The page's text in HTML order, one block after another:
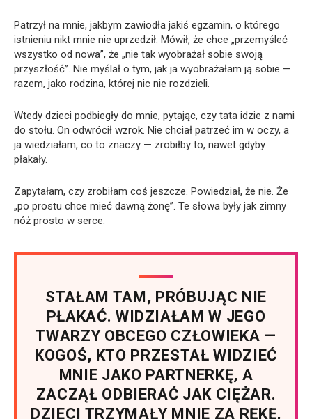
Patrzył na mnie, jakbym zawiodła jakiś egzamin, o którego
istnieniu nikt mnie nie uprzedził. Mówił, że chce „przemyśleć
wszystko od nowa”, że „nie tak wyobrażał sobie swoją
przyszłość”. Nie myślał o tym, jak ja wyobrażałam ją sobie —
razem, jako rodzina, której nic nie rozdzieli.
Wtedy dzieci podbiegły do mnie, pytając, czy tata idzie z nami
do stołu. On odwrócił wzrok. Nie chciał patrzeć im w oczy, a
ja wiedziałam, co to znaczy — zrobiłby to, nawet gdyby
płakały.
Zapytałam, czy zrobiłam coś jeszcze. Powiedział, że nie. Że
„po prostu chce mieć dawną żonę”. Te słowa były jak zimny
nóż prosto w serce.
STAŁAM TAM, PRÓBUJĄC NIE
PŁAKAĆ. WIDZIAŁAM W JEGO
TWARZY OBCEGO CZŁOWIEKA —
KOGOŚ, KTO PRZESTAŁ WIDZIEĆ
MNIE JAKO PARTNERKĘ, A
ZACZĄŁ ODBIERAĆ JAK CIĘŻAR.
DZIECI TRZYMAŁY MNIE ZA RĘKĘ,